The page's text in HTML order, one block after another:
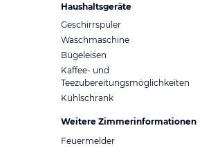
Haushaltsgeräte
Geschirrspüler
Waschmaschine
Bügeleisen
Kaffee- und
Teezubereitungsmöglichkeiten
Kühlschrank
Weitere Zimmerinformationen
Feuermelder